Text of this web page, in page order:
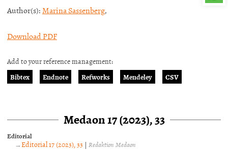
Author(s):Marina Sassenberg,
Download PDF
Add to your reference management:
Bibtex
Endnote Refworks Mendeley CSV
Medaon 17 (2023), 33
Editorial
Editorial 17 (2023), 33 |Redaktion Medaon